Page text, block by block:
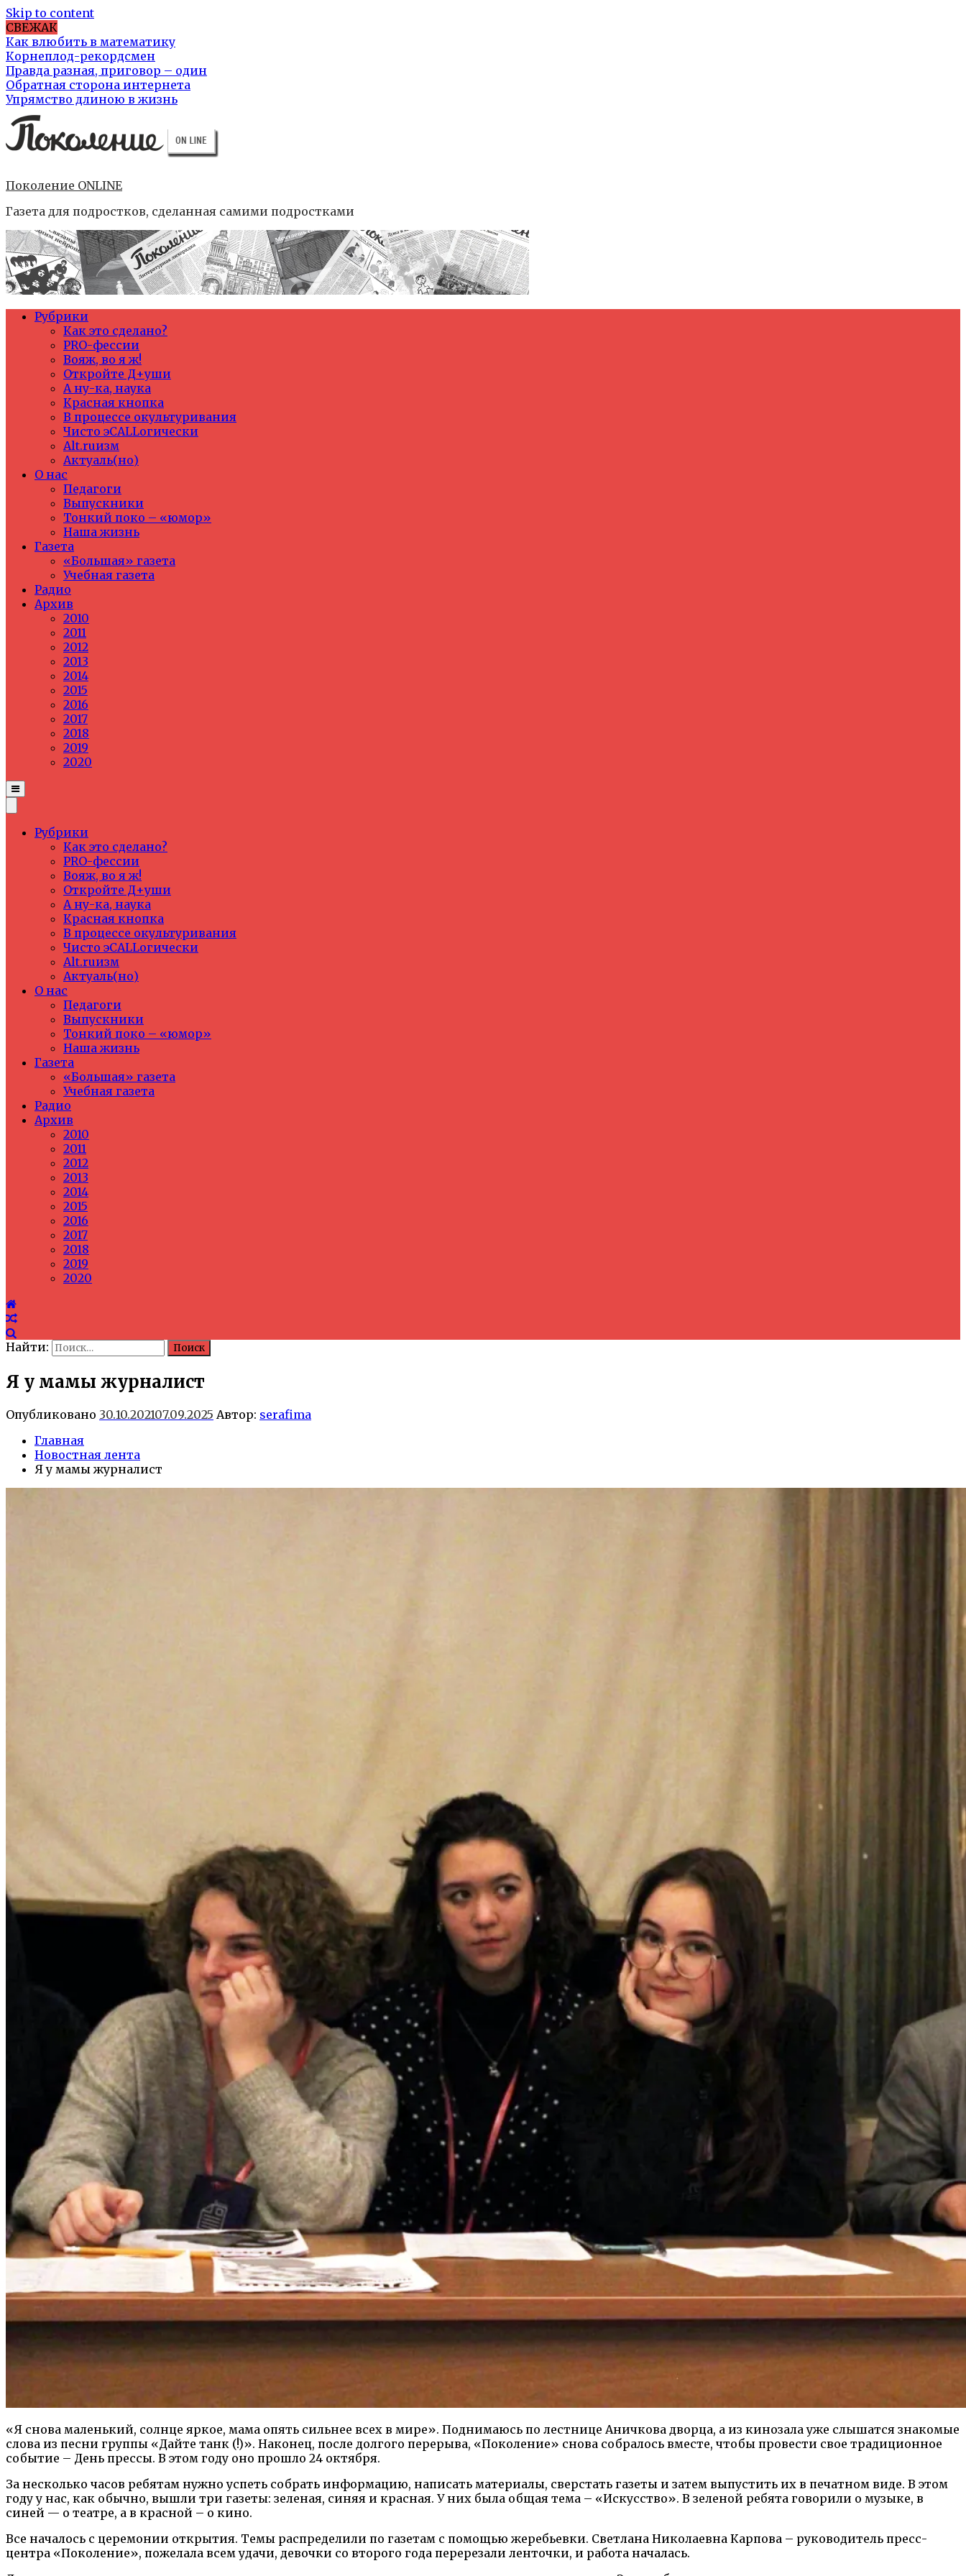
Skip to content
СВЕЖАК
Как влюбить в математику
Корнеплод-рекордсмен
Правда разная, приговор – один
Обратная сторона интернета
Упрямство длиною в жизнь
Поколение ONLINE
Газета для подростков, сделанная самими подростками
Рубрики
Как это сделано?
PRO-фессии
Вояж, во я ж!
Откройте Д+уши
А ну-ка, наука
Красная кнопка
В процессе окультуривания
Чисто эCALLогически
Alt.ruизм
Актуаль(но)
О нас
Педагоги
Выпускники
Тонкий поко – «юмор»
Наша жизнь
Газета
«Большая» газета
Учебная газета
Радио
Архив
2010
2011
2012
2013
2014
2015
2016
2017
2018
2019
2020
Рубрики
Как это сделано?
PRO-фессии
Вояж, во я ж!
Откройте Д+уши
А ну-ка, наука
Красная кнопка
В процессе окультуривания
Чисто эCALLогически
Alt.ruизм
Актуаль(но)
О нас
Педагоги
Выпускники
Тонкий поко – «юмор»
Наша жизнь
Газета
«Большая» газета
Учебная газета
Радио
Архив
2010
2011
2012
2013
2014
2015
2016
2017
2018
2019
2020
Найти:
Я у мамы журналист
Опубликовано 30.10.202107.09.2025 Автор: serafima
Главная
Новостная лента
Я у мамы журналист
«Я снова маленький, солнце яркое, мама опять сильнее всех в мире». Поднимаюсь по лестнице Аничкова дворца, а из кинозала уже слышатся знакомые
слова из песни группы «Дайте танк (!)». Наконец, после долгого перерыва, «Поколение» снова собралось вместе, чтобы провести свое традиционное
событие – День прессы. В этом году оно прошло 24 октября.
За несколько часов ребятам нужно успеть собрать информацию, написать материалы, сверстать газеты и затем выпустить их в печатном виде. В этом
году у нас, как обычно, вышли три газеты: зеленая, синяя и красная. У них была общая тема – «Искусство». В зеленой ребята говорили о музыке, в
синей — о театре, а в красной – о кино.
Все началось с церемонии открытия. Темы распределили по газетам с помощью жеребьевки. Светлана Николаевна Карпова – руководитель пресс-
центра «Поколение», пожелала всем удачи, девочки со второго года перерезали ленточки, и работа началась.